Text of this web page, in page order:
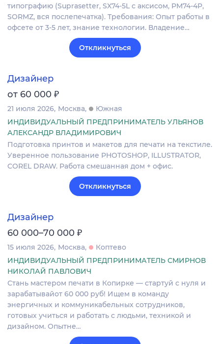
типографию (Suprasetter, SX74-5L с аксисом, PM74-4P,
SORMZ, вся послепечатка). Требования: Опыт работы в
офсете от 3-5 лет, знание технологии. Владение…
Откликнуться
Дизайнер
от 60 000 ₽
21 июля 2026 Москва
Южная
ИНДИВИДУАЛЬНЫЙ ПРЕДПРИНИМАТЕЛЬ УЛЬЯНОВ
АЛЕКСАНДР ВЛАДИМИРОВИЧ
Подготовка принтов и макетов для печати на текстиле.
Уверенное пользование PHOTOSHOP, ILLUSTRATOR,
COREL DRAW. Работа смешанная дом + офис.
Откликнуться
Дизайнер
60 000–70 000 ₽
15 июля 2026 Москва
Коптево
ИНДИВИДУАЛЬНЫЙ ПРЕДПРИНИМАТЕЛЬ СМИРНОВ
НИКОЛАЙ ПАВЛОВИЧ
Стань мастером печати в Копирке — стартуй с нуля и
зарабатывайот 60 000 руб! Ищем в команду
энергичных и коммуникабельных сотрудников,
готовых учиться и работать с людьми, техникой и
дизайном. Опытне…